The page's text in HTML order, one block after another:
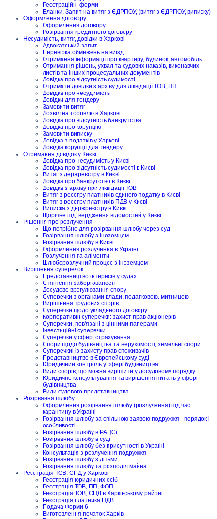
Реєстраційні форми
Бланки, Запит на витяг з ЄДРПОУ, (витяг з ЄДРПОУ, виписку)
Оформлення договору
Оформлення договору
Розірвання кредитного договору
Несудимість, витяг, довідки в Харкові
Адвокатський запит
Перевірка обмежень на виїзд
Отримання інформації про квартиру, будинок, автомобіль
Отримання рішень, ухвал та судових наказів, виконавчих
листів та інших процесуальних документів
Довідка про відсутність судимості
Отримати довідки з архіву для ліквідації ТОВ, ПП
Довідка про несудимість
Довідки для тендеру
Замовити витяг
Дозвіл на торгівлю в Харкові
Довідка про відсутність банкрутства
Довідка про корупцію
Замовити виписку
Довідка з податків у Харкові
Довідка корупції для тендеру
Отримання довідок у Києві
Довідка про несудимість у Києві
Довідка про відсутність судимості в Києві
Витяг з держреєстру в Києві
Довідка про банкрутство в Києві
Довідка з архіву при ліквідації ТОВ
Витяг з реєстру платників єдиного податку в Києві
Витяг з реєстру платників ПДВ у Києві
Виписка з держреєстру в Києві
Щорічне підтвердження відомостей у Києві
Рішення про розлучення
Що потрібно для розірвання шлюбу через суд
Розірвання шлюбу з іноземцем
Розірвання шлюбу в Києві
Оформлення розлучення в Україні
Розлучення та аліменти
Шлюборозлучний процес з іноземцем
Вирішення суперечок
Представництво інтересів у судах
Стягнення заборгованості
Досудове врегулювання спору
Суперечки з органами влади, податковою, митницею
Вирішення трудових спорів
Суперечки щодо укладеного договору
Корпоративні суперечки: захист прав акціонерів
Суперечки, пов'язані з цінними паперами
Інвестиційні суперечки
Суперечки у сфері страхування
Спори щодо будівництва та нерухомості, земельні спори
Суперечкиі із захисту прав споживачів
Представництво в Європейському суді
Юридичний контроль у сфері будівництва
Види спорів, що можна вирішити у досудовому порядку
Юридичне консультування та вирішення питань у сфері
будівництва
Види судового представництва
Розірвання шлюбу
Оформлення розірвання шлюбу (розлучення) під час
карантину в Україні
Розірвання шлюбу за спільною заявою подружжя - порядок і
особливості
Розірвання шлюбу в РАЦСі
Розірвання шлюбу в суді
Розірвання шлюбу без присутності в Україні
Консультація з розлучення подружжя
Розірвання шлюбу з дітьми
Розірвання шлюбу та розподіл майна
Реєстрація ТОВ, СПД у Харкові
Реєстрація юридичних осіб
Реєстрація ТОВ, ПП, ФОП
Реєстрація ТОВ, СПД в Харківському районі
Реєстрація платника ПДВ
Подача Форми 6
Виготовлення печаток Харків